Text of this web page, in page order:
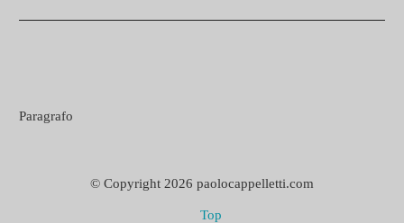
Paragrafo
© Copyright 2026 paolocappelletti.com
Top